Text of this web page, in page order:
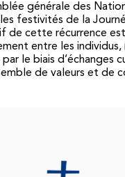
générale des
festivités de la
de cette récurrence
entre les individus,
le biais d’échanges
de valeurs et de